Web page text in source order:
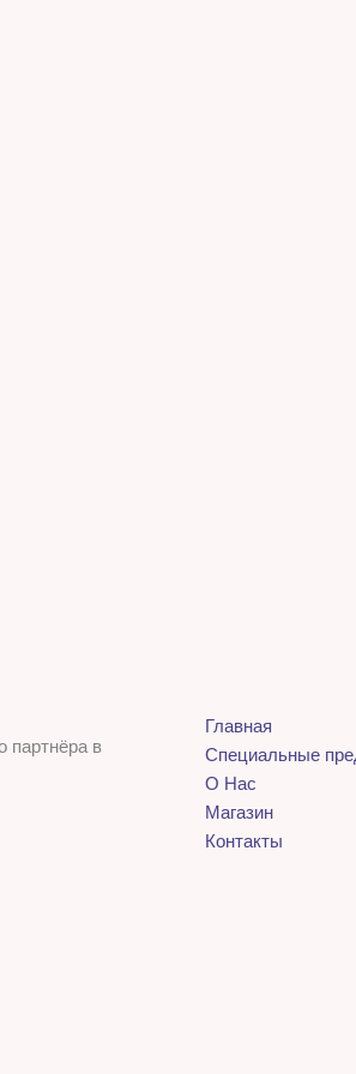
партнёра в
Главная
Специальные
О Нас
Магазин
Контакты